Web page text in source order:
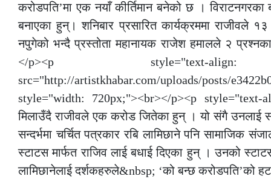
करोडपति’मा एक नयाँ कीर्तिमान बनेको छ ।
बनाएका हुन्। शनिबार प्रसारित कार्यक्रममा राजीवले
नपुगेको भन्दै प्रस्तोता महानायक राजेश हमालले २
</p><p style="text-
src="http://artistkhabar.com/uploads/posts/
style="width: 720px;"><br></p><p
मिलाउँदै राजीवले एक करोड जितेका हुन् । यो संगै उनलाई
सन्दर्भमा चर्चित पत्रकार रबि लामिछाने पनि सामाजिक
स्टाटस मार्फत राजिव लाई बधाई दिएका हुन् । उनको
लामिछानेलाई दर्शकहरुले&nbsp; ‘को बन्छ करोडपति’को